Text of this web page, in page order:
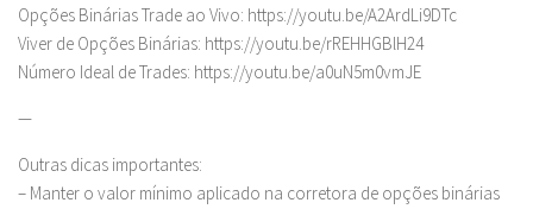
Opções Binárias Trade ao Vivo: https://youtu.be/A2ArdLi9DTc
Viver de Opções Binárias: https://youtu.be/rREHHGBlH24
Número Ideal de Trades: https://youtu.be/a0uN5m0vmJE
—
Outras dicas importantes:
– Manter o valor mínimo aplicado na corretora de opções binárias